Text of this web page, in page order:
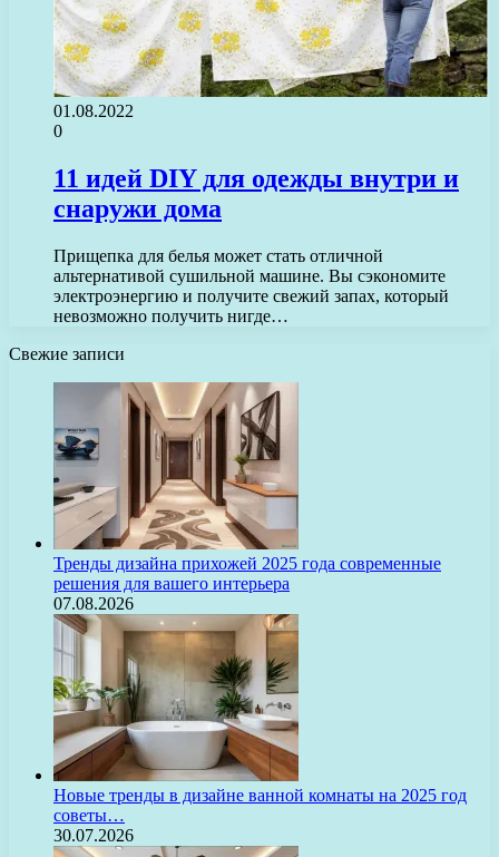
01.08.2022
0
11 идей DIY для одежды внутри и
снаружи дома
Прищепка для белья может стать отличной
альтернативой сушильной машине. Вы сэкономите
электроэнергию и получите свежий запах, который
невозможно получить нигде…
Свежие записи
Тренды дизайна прихожей 2025 года современные
решения для вашего интерьера
07.08.2026
Новые тренды в дизайне ванной комнаты на 2025 год
советы…
30.07.2026